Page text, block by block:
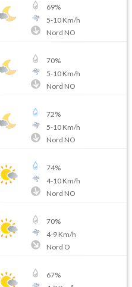
69%
5-10Km/h
Nord NO
70%
5-10Km/h
Nord NO
72%
5-10Km/h
Nord NO
74%
4-10Km/h
Nord NO
70%
4-9Km/h
Nord O
67%